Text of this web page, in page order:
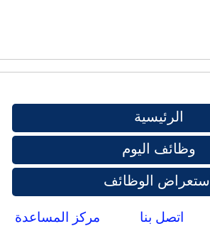
الرئيسية
وظائف اليوم
استعراض الوظائف
اتصل بنا مركز المساعدة